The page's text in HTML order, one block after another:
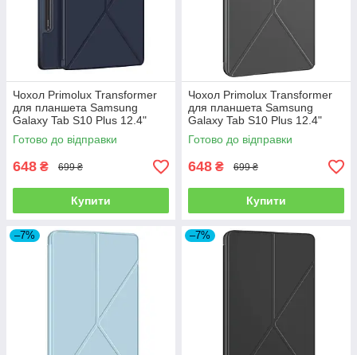
Чохол Primolux Transformer
для планшета Samsung
Galaxy Tab S10 Plus 12.4"
(SM-X820 / SM-X826) - Dark
Blue
Готово до відправки
648 ₴ 699 ₴
Купити
Чохол Primolux Transformer
для планшета Samsung
Galaxy Tab S10 Plus 12.4"
(SM-X820 / SM-X826) - Grey
Готово до відправки
648 ₴ 699 ₴
Купити
–7% –7%